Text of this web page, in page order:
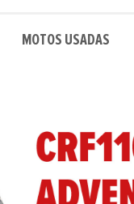
MOTOS USADAS